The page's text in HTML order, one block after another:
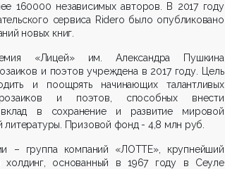
160000 независимых авторов. В 2017 году
сервиса Ridero было опубликовано
новых книг.
«Лицей» им. Александра Пушкина
и поэтов учреждена в 2017 году. Цель
и поощрять начинающих талантливых
и поэтов, способных внести
вклад в сохранение и развитие мировой
литературы. Призовой фонд - 4,8 млн руб.
– группа компаний «ЛОТТЕ», крупнейший
холдинг, основанный в 1967 году в Сеуле